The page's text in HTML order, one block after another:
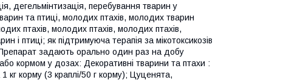
дегельмінтизація, перебування тварин у
та птиці, молодих птахів, молодих тварин
птахів, молодих птахів, молодих птахів,
і птиці; як підтримуюча терапія за мікотоксикозів
задають орально один раз на добу
кормом у дозах: Декоративні тварини та птахи :
корму (3 краплі/50 г корму); Цуценята,